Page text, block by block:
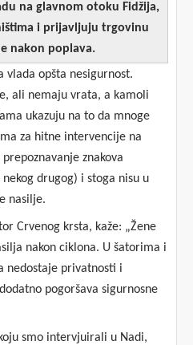
na glavnom otoku Fidžija,
i prijavljuju trgovinu
nakon poplava.
vlada opšta nesigurnost.
ali nemaju vrata, a kamoli
ukazuju na to da mnoge
za hitne intervencije na
znakova
drugog) i stoga nisu u
nasilje.
Crvenog krsta, kaže: „Žene
nakon ciklona. U šatorima i
nedostaje privatnosti i
pogoršava sigurnosne
smo intervjuirali u Nadi,